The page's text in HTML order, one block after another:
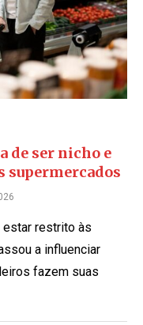
de ser nicho e
supermercados
restrito às
a influenciar
fazem suas